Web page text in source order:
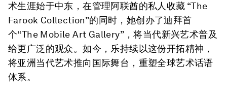
术生涯始于中东，在管理阿联酋的私人收藏 “The
Farook Collection”的同时，她创办了迪拜首
个“The Mobile Art Gallery”，将当代新兴艺术普及
给更广泛的观众。如今，乐持续以这份开拓精神，
将亚洲当代艺术推向国际舞台，重塑全球艺术话语
体系。